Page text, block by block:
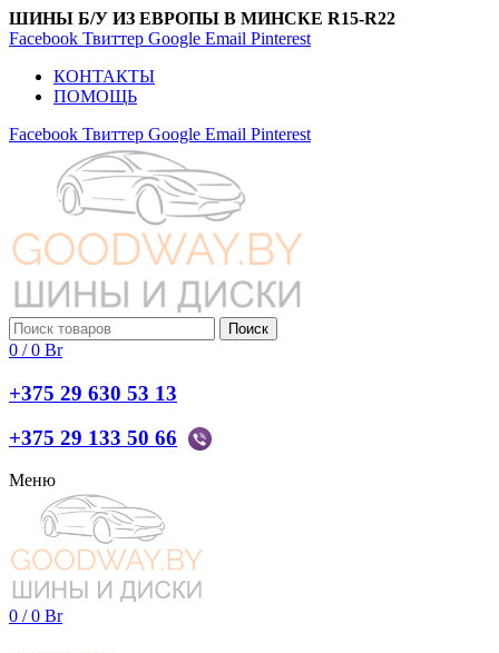
ШИНЫ Б/У ИЗ ЕВРОПЫ В МИНСКЕ R15-R22
Facebook Твиттер Google Email Pinterest
КОНТАКТЫ
ПОМОЩЬ
Facebook Твиттер Google Email Pinterest
Поиск
0 / 0 Br
+375 29 630 53 13
+375 29 133 50 66
Меню
0 / 0 Br